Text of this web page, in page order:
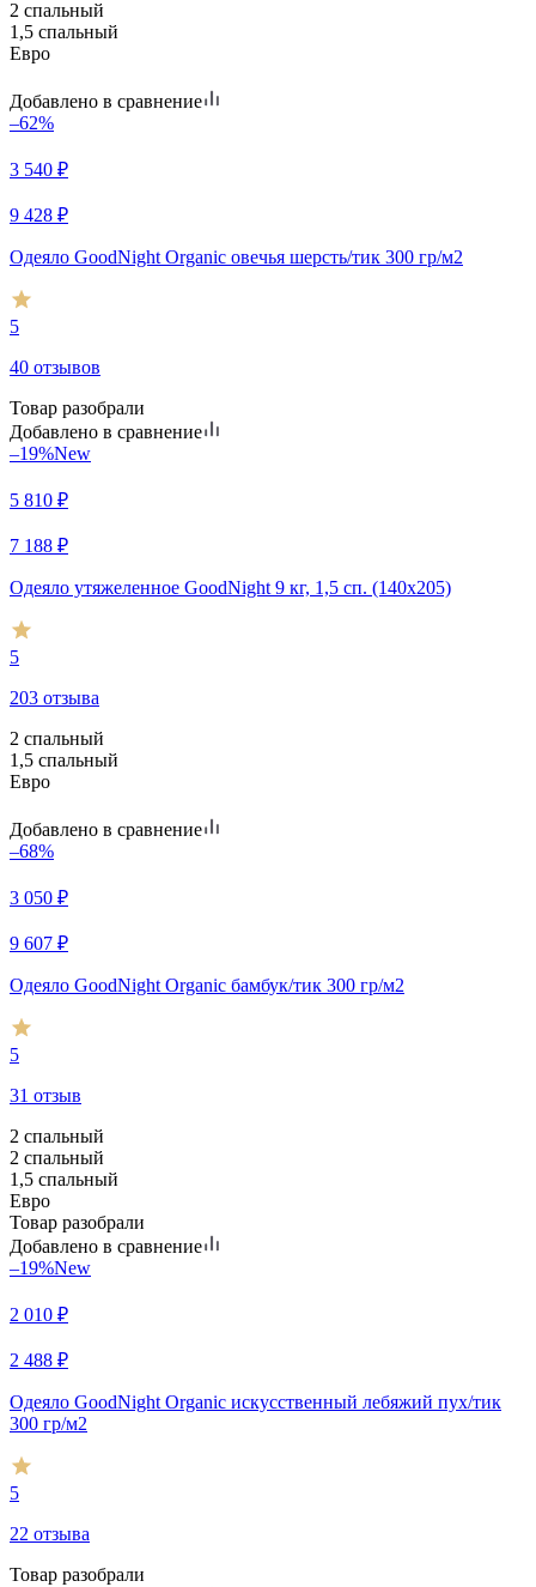
2 спальный
1,5 спальный
Евро
Добавлено в сравнение
–62%
3 540 ₽
9 428 ₽
Одеяло GoodNight Organic овечья шерсть/тик 300 гр/м2
5
40 отзывов
Товар разобрали
Добавлено в сравнение
–19%New
5 810 ₽
7 188 ₽
Одеяло утяжеленное GoodNight 9 кг, 1,5 сп. (140х205)
5
203 отзыва
2 спальный
1,5 спальный
Евро
Добавлено в сравнение
–68%
3 050 ₽
9 607 ₽
Одеяло GoodNight Organic бамбук/тик 300 гр/м2
5
31 отзыв
2 спальный
2 спальный
1,5 спальный
Евро
Товар разобрали
Добавлено в сравнение
–19%New
2 010 ₽
2 488 ₽
Одеяло GoodNight Organic искусcтвенный лебяжий пух/тик
300 гр/м2
5
22 отзыва
Товар разобрали